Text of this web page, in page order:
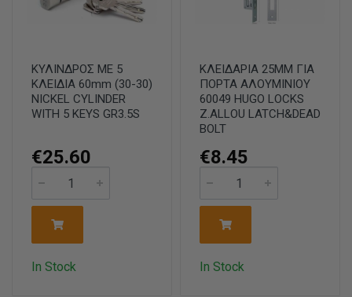
ΚΥΛΙΝΔΡΟΣ ΜΕ 5
ΚΛΕΙΔΙΑ 60mm (30-30)
NICKEL CYLINDER
WITH 5 KEYS GR3.5S
€25.60
In Stock
ΚΛΕΙΔΑΡΙΑ 25MM ΓΙΑ
ΠΟΡΤΑ ΑΛΟΥΜΙΝΙΟΥ
60049 HUGO LOCKS
Z.ALLOU LATCH&DEAD
BOLT
€8.45
In Stock